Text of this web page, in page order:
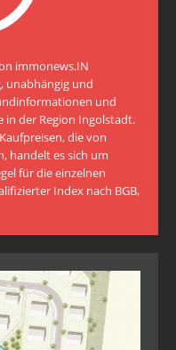
immonews.IN
unabhängig und
und
der Region Ingolstadt.
die von
handelt es sich um
für die einzelnen
Index nach BGB,